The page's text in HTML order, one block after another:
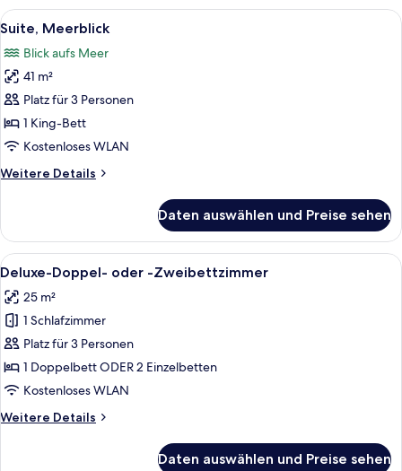
Alle
Fotos
für
Suite,
Meerblick
anzeigen
Ein modernes Wohnzimmer mit
31
Suite, Meerblick
Blick aufs Meer
41 m²
Platz für 3 Personen
1 King-Bett
Kostenloses WLAN
Weitere Details
Weitere
Meerblick
Daten auswählen und Preise sehen
Alle
Fotos
für
Deluxe-
Doppel-
oder
-
anzeigen
Ein modernes Hotelzimmer mit
7
Deluxe-Doppel- oder -Zweibettzimmer
25 m²
1 Schlafzimmer
Platz für 3 Personen
1 Doppelbett ODER 2 Einzelbetten
Kostenloses WLAN
Weitere Details
Weitere
Daten auswählen und Preise sehen